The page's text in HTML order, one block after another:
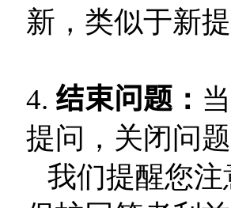
新，类似于新
4. 结束问题：
提问，关闭问题
我们提醒您注